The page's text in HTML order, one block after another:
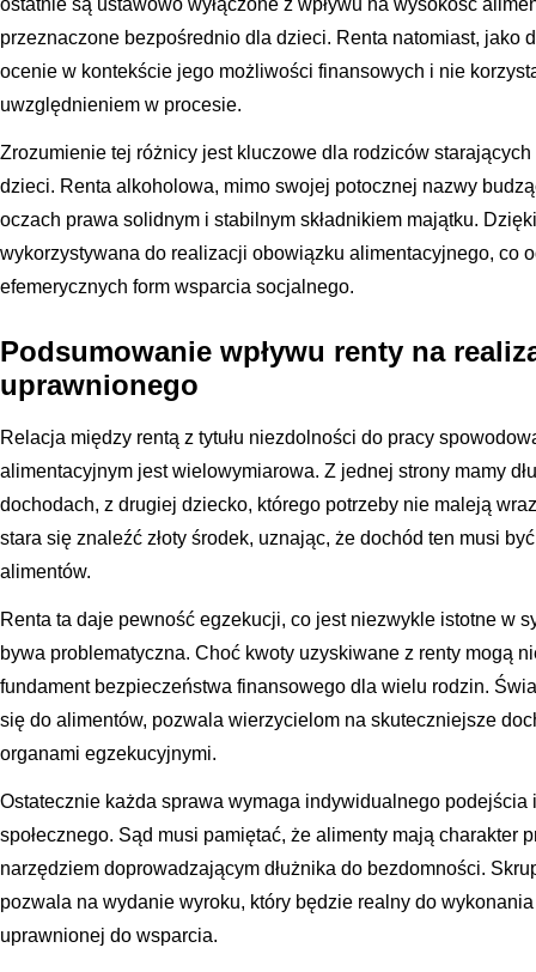
ostatnie są ustawowo wyłączone z wpływu na wysokość
przeznaczone bezpośrednio dla dzieci. Renta natomiast, jako
ocenie w kontekście jego możliwości finansowych i nie
uwzględnieniem w procesie.
Zrozumienie tej różnicy jest kluczowe dla rodziców
dzieci. Renta alkoholowa, mimo swojej potocznej nazwy
oczach prawa solidnym i stabilnym składnikiem majątku.
wykorzystywana do realizacji obowiązku alimentacyjnego, co
efemerycznych form wsparcia socjalnego.
Podsumowanie wpływu renty na
uprawnionego
Relacja między rentą z tytułu niezdolności do pracy
alimentacyjnym jest wielowymiarowa. Z jednej strony mamy
dochodach, z drugiej dziecko, którego potrzeby nie maleją
stara się znaleźć złoty środek, uznając, że dochód ten musi
alimentów.
Renta ta daje pewność egzekucji, co jest niezwykle istotne w
bywa problematyczna. Choć kwoty uzyskiwane z renty mogą
fundament bezpieczeństwa finansowego dla wielu rodzin.
się do alimentów, pozwala wierzycielom na skuteczniejsze
organami egzekucyjnymi.
Ostatecznie każda sprawa wymaga indywidualnego podejścia
społecznego. Sąd musi pamiętać, że alimenty mają charakter
narzędziem doprowadzającym dłużnika do bezdomności.
pozwala na wydanie wyroku, który będzie realny do
uprawnionej do wsparcia.